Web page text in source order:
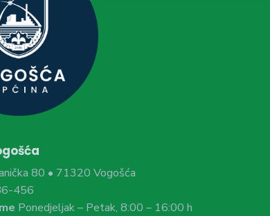
80 • 71320 Vogošća
456
Ponedjeljak – Petak, 8:00 – 16:00 h